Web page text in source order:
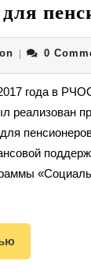
anton
| 0
года в
реализован
показать
полностью